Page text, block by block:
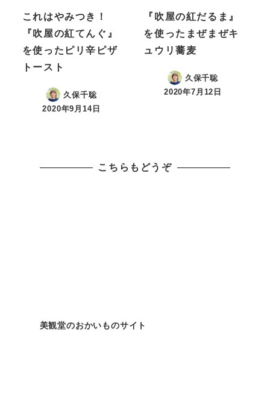
これはやみつき！
『吹屋の紅てんぐ』
を使ったピリ辛ピザ
トースト
久保千聡
投稿日
2020年9月14日
『吹屋の紅だるま』
を使ったまぜまぜキ
ュウリ蕎麦
久保千聡
投稿日
2020年7月12日
こちらもどうぞ
美観堂のおかいものサイト